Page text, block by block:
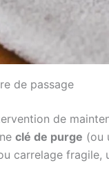
de passage
de
clé de purge (ou
carrelage